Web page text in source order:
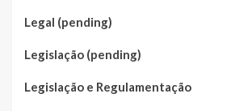
Legal (pending)
Legislação (pending)
Legislação e Regulamentação